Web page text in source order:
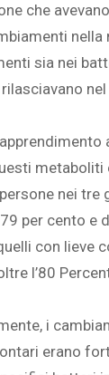
che
nella
sia nei
metaboliti
nei tre
per cento e
con lieve
l’80
i
erano